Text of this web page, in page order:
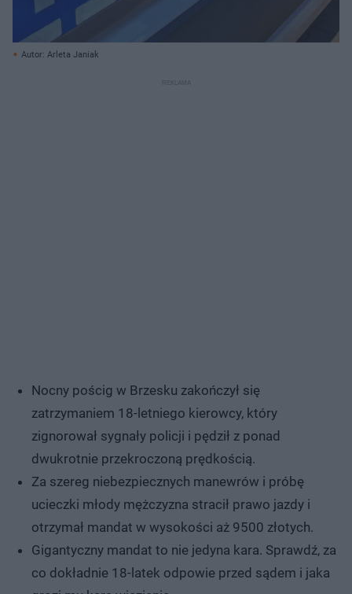
Autor: Arleta Janiak
Nocny pościg w Brzesku zakończył się
zatrzymaniem 18-letniego kierowcy, który
zignorował sygnały policji i pędził z ponad
dwukrotnie przekroczoną prędkością.
Za szereg niebezpiecznych manewrów i próbę
ucieczki młody mężczyzna stracił prawo jazdy i
otrzymał mandat w wysokości aż 9500 złotych.
Gigantyczny mandat to nie jedyna kara. Sprawdź, za
co dokładnie 18-latek odpowie przed sądem i jaka